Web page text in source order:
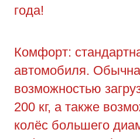
года!
Комфорт:
автомобиля.
возможностью
200 кг, а также
колёс большего